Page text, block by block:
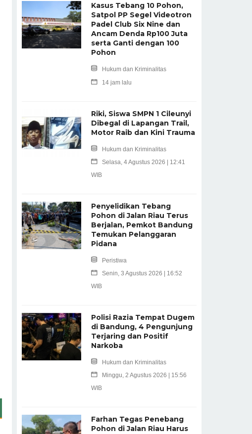
Kasus Tebang 10 Pohon,
Satpol PP Segel Videotron
Padel Club Six Nine dan
Ancam Denda Rp100 Juta
serta Ganti dengan 100
Pohon
Hukum dan Kriminalitas
14 jam lalu
Riki, Siswa SMPN 1 Cileunyi
Dibegal di Lapangan Trail,
Motor Raib dan Kini Trauma
Hukum dan Kriminalitas
Selasa, 4 Agustus 2026 | 12:41
WIB
Penyelidikan Tebang
Pohon di Jalan Riau Terus
Berjalan, Pemkot Bandung
Temukan Pelanggaran
Pidana
Peristiwa
Senin, 3 Agustus 2026 | 16:52
WIB
Polisi Razia Tempat Dugem
di Bandung, 4 Pengunjung
Terjaring dan Positif
Narkoba
Hukum dan Kriminalitas
Minggu, 2 Agustus 2026 | 15:56
WIB
Farhan Tegas Penebang
Pohon di Jalan Riau Harus